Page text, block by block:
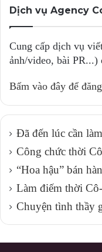
Dịch vụ Agency
Cung cấp dịch vụ
ảnh/video, bài PR...)
Bấm vào đây để
Đã đến lúc cần
Công chức thời
“Hoa hậu” bán
Làm điếm thời
Chuyện tình thầy